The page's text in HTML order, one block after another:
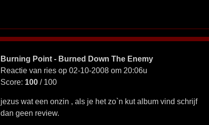
Burning Point - Burned Down The Enemy
Reactie van ries op 02-10-2008 om 20:06u
Score: 100/ 100
jezus wat een onzin , als je het zo`n kut album vind schrijf
dan geen review.